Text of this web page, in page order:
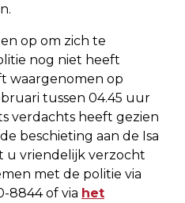
op om zich te
nog niet heeft
waargenomen op
tussen 04.45 uur
verdachts heeft gezien
beschieting aan de Isa
u vriendelijk verzocht
met de politie via
8844 of via het